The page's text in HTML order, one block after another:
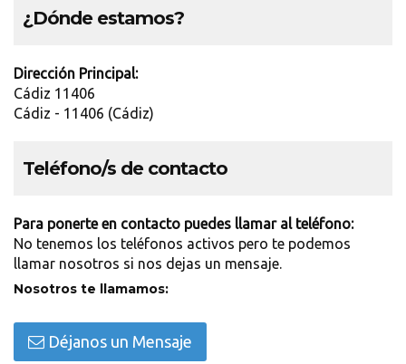
¿Dónde estamos?
Dirección Principal:
Cádiz 11406
Cádiz - 11406 (Cádiz)
Teléfono/s de contacto
Para ponerte en contacto puedes llamar al teléfono:
No tenemos los teléfonos activos pero te podemos
llamar nosotros si nos dejas un mensaje.
Nosotros te llamamos:
Déjanos un Mensaje